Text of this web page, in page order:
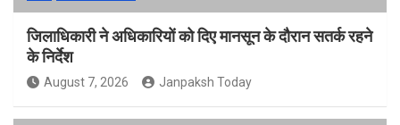
जिलाधिकारी ने अधिकारियों को दिए मानसून के दौरान सतर्क रहने
के निर्देश
August 7, 2026 Janpaksh Today